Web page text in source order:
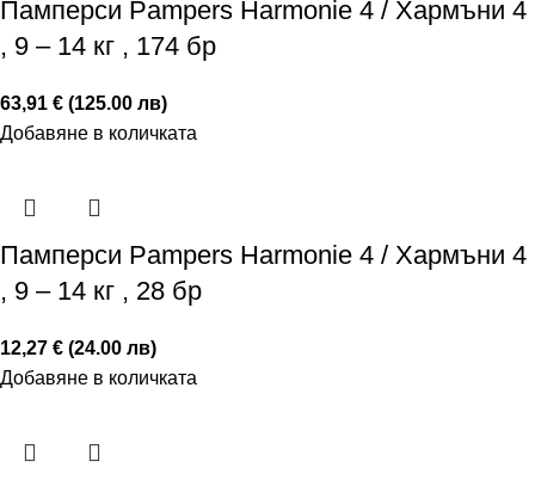
Памперси Pampers Harmonie 4 / Хармъни 4
, 9 – 14 кг , 174 бр
63,91 € (125.00 лв)
Добавяне в количката
Памперси Pampers Harmonie 4 / Хармъни 4
, 9 – 14 кг , 28 бр
12,27 € (24.00 лв)
Добавяне в количката